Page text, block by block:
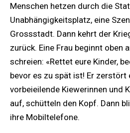
Menschen hetzen durch die
Unabhängigkeitsplatz, eine
Grossstadt. Dann kehrt der
zurück. Eine Frau beginnt oben
schreien: «Rettet eure Kinder,
bevor es zu spät ist! Er zerstört
vorbeieilende Kiewerinnen und
auf, schütteln den Kopf. Dann
ihre Mobiltelefone.